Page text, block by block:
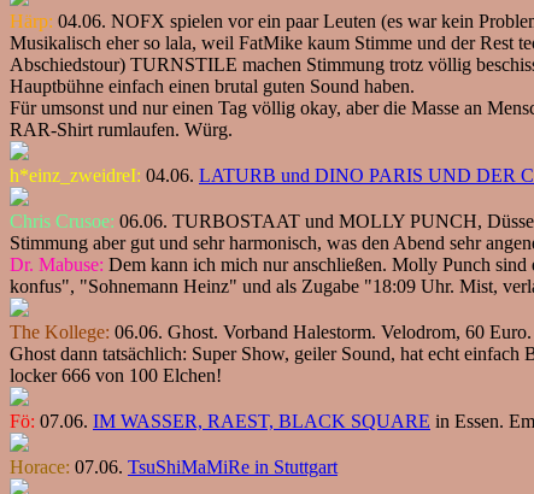
Härp: 04.06. NOFX spielen vor ein paar Leuten (es war kein
Musikalisch eher so lala, weil FatMike kaum Stimme und der Rest
Abschiedstour) TURNSTILE machen Stimmung trotz völlig
Hauptbühne einfach einen brutal guten Sound haben.
Für umsonst und nur einen Tag völlig okay, aber die Masse an
RAR-Shirt rumlaufen. Würg.
h*einz_zweidreI: 04.06. LATURB und DINO PARIS UND DER
Chris Crusoe: 06.06. TURBOSTAAT und MOLLY PUNCH,
Stimmung aber gut und sehr harmonisch, was den Abend sehr
Dr. Mabuse: Dem kann ich mich nur anschließen. Molly Punch
konfus", "Sohnemann Heinz" und als Zugabe "18:09 Uhr. Mist,
The Kollege: 06.06. Ghost. Vorband Halestorm. Velodrom, 60
Ghost dann tatsächlich: Super Show, geiler Sound, hat echt
locker 666 von 100 Elchen!
Fö: 07.06. IM WASSER, RAEST, BLACK SQUARE in Essen.
Horace: 07.06. TsuShiMaMiRe in Stuttgart